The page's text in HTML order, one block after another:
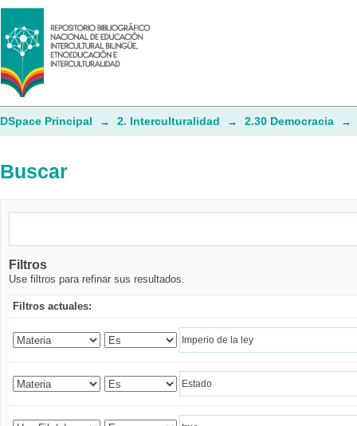
Buscar
DSpace Principal → 2. Interculturalidad → 2.30 Democracia →
Buscar
Filtros
Use filtros para refinar sus resultados.
Filtros actuales: